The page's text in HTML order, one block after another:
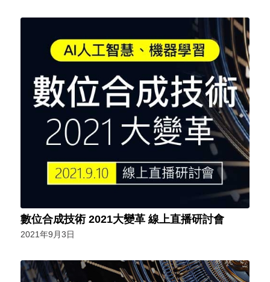
數位合成技術 2021大變革 線上直播研討會
2021年9月3日